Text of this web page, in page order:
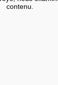
contenu.